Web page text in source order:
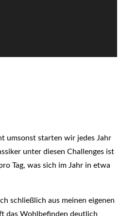
umsonst starten wir jedes Jahr
unter diesen Challenges ist
Tag, was sich im Jahr in etwa
schließlich aus meinen eigenen
das Wohlbefinden deutlich